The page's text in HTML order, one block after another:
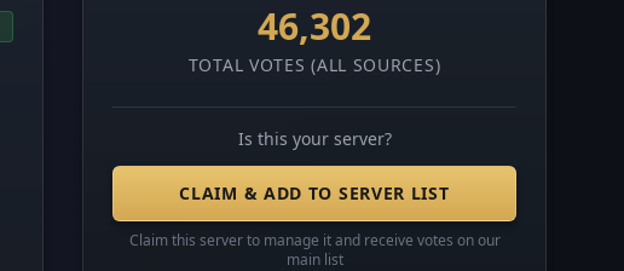
46,302
TOTAL VOTES (ALL SOURCES)
Is this your server?
CLAIM & ADD TO SERVER LIST
Claim this server to manage it and receive votes on our
main list